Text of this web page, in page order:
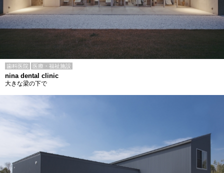
歯科医院 医療・福祉施設
nina dental clinic
大きな梁の下で